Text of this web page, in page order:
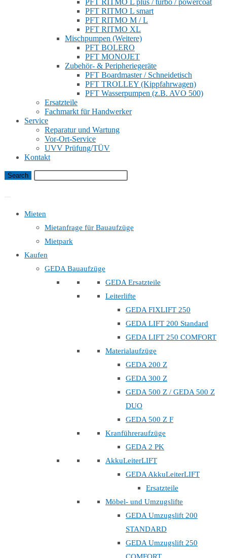
PFT RITMO L plus / turbo / powercoat
PFT RITMO L smart
PFT RITMO M / L
PFT RITMO XL
Mischpumpen (Weitere)
PFT BOLERO
PFT MONOJET
Zubehör- & Peripheriegeräte
PFT Boardmaster / Schneidetisch
PFT TROLLEY (Kippfahrwagen)
PFT Wasserpumpen (z.B. AVO 500)
Ersatzteile
Fachmarkt für Handwerker
Service
Reparatur und Wartung
Vor-Ort-Service
UVV Prüfung/TÜV
Kontakt
Mieten
Mietanfrage für Bauaufzüge
Mietpark
Kaufen
GEDA Bauaufzüge
GEDA Ersatzteile
Leiterlifte
GEDA FIXLIFT 250
GEDA LIFT 200 Standard
GEDA LIFT 250 COMFORT
Materialaufzüge
GEDA 200 Z
GEDA 300 Z
GEDA 500 Z / GEDA 500 Z
DUO
GEDA 500 Z F
Kranführeraufzüge
GEDA 2 PK
AkkuLeiterLIFT
GEDA AkkuLeiterLIFT
Ersatzteile
Möbel- und Umzugslifte
GEDA Umzugslift 200
STANDARD
GEDA Umzugslift 250